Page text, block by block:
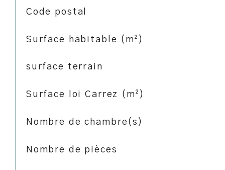
TRAD_SIROCCO_Caracteristique
Code postal
Surface habitable (m²)
surface terrain
Surface loi Carrez (m²)
Nombre de chambre(s)
Nombre de pièces